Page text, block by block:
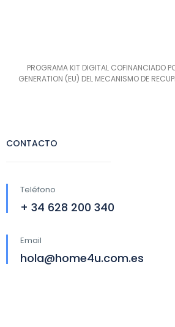
PROGRAMA KIT DIGITAL COFINANCIADO
GENERATION (EU) DEL MECANISMO DE
CONTACTO
Teléfono
+ 34 628 200 340
Email
hola@home4u.com.es